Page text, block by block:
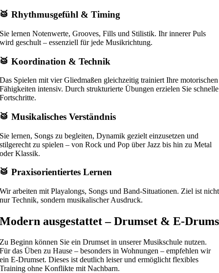
🥁 Rhythmusgefühl & Timing
Sie lernen Notenwerte, Grooves, Fills und Stilistik. Ihr innerer Puls
wird geschult – essenziell für jede Musikrichtung.
🥁 Koordination & Technik
Das Spielen mit vier Gliedmaßen gleichzeitig trainiert Ihre motorischen
Fähigkeiten intensiv. Durch strukturierte Übungen erzielen Sie schnelle
Fortschritte.
🥁 Musikalisches Verständnis
Sie lernen, Songs zu begleiten, Dynamik gezielt einzusetzen und
stilgerecht zu spielen – von Rock und Pop über Jazz bis hin zu Metal
oder Klassik.
🥁 Praxisorientiertes Lernen
Wir arbeiten mit Playalongs, Songs und Band-Situationen. Ziel ist nicht
nur Technik, sondern musikalischer Ausdruck.
Modern ausgestattet – Drumset & E-Drums
Zu Beginn können Sie ein Drumset in unserer Musikschule nutzen.
Für das Üben zu Hause – besonders in Wohnungen – empfehlen wir
ein E-Drumset. Dieses ist deutlich leiser und ermöglicht flexibles
Training ohne Konflikte mit Nachbarn.